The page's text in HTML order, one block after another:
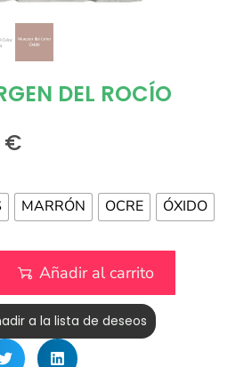
DEL ROCÍO
€
MARRÓN OCRE ÓXIDO
Añadir al carrito
a la lista de deseos